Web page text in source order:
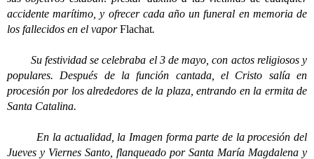
accidente marítimo, y ofrecer cada año un funeral en memoria de
los fallecidos en el vaporFlachat.
Su festividad se celebraba el 3 de mayo, con actos religiosos y
populares. Después de la función cantada, el Cristo salía en
procesión por los alrededores de la plaza, entrando en la ermita de
Santa Catalina.
En la actualidad, la Imagen forma parte de la procesión del
Jueves y Viernes Santo, flanqueado por Santa María Magdalena y